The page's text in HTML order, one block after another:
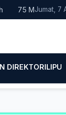
75 MahasiswaJumat, 7
DIREKTORI